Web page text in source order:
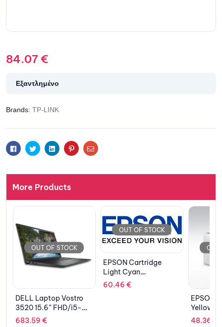
84.07€
Εξαντλημένο
Brands: TP-LINK
FacebookTwitterLinkedinPinterestEmail
More Products
OUT OF STOCK
DELL Laptop Vostro
3520 15.6” FHD/i5-
1135G7/8GB/256GB
683.59 €
OUT OF STOCK
EPSON Cartridge
Light Cyan
C13T46K540
60.46 €
OUT
EPSON
Yellow
48.36